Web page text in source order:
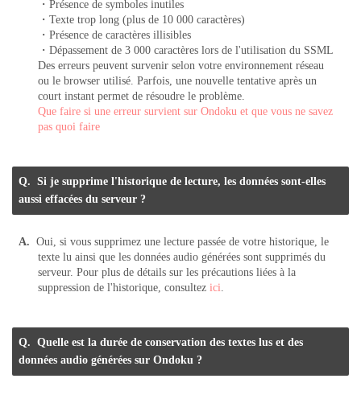
・Présence de symboles inutiles
・Texte trop long (plus de 10 000 caractères)
・Présence de caractères illisibles
・Dépassement de 3 000 caractères lors de l'utilisation du SSML
Des erreurs peuvent survenir selon votre environnement réseau
ou le browser utilisé. Parfois, une nouvelle tentative après un
court instant permet de résoudre le problème.
Que faire si une erreur survient sur Ondoku et que vous ne savez
pas quoi faire
Si je supprime l'historique de lecture, les données sont-elles
aussi effacées du serveur ?
Oui, si vous supprimez une lecture passée de votre historique, le
texte lu ainsi que les données audio générées sont supprimés du
serveur. Pour plus de détails sur les précautions liées à la
suppression de l'historique, consultez ici
Quelle est la durée de conservation des textes lus et des
données audio générées sur Ondoku ?